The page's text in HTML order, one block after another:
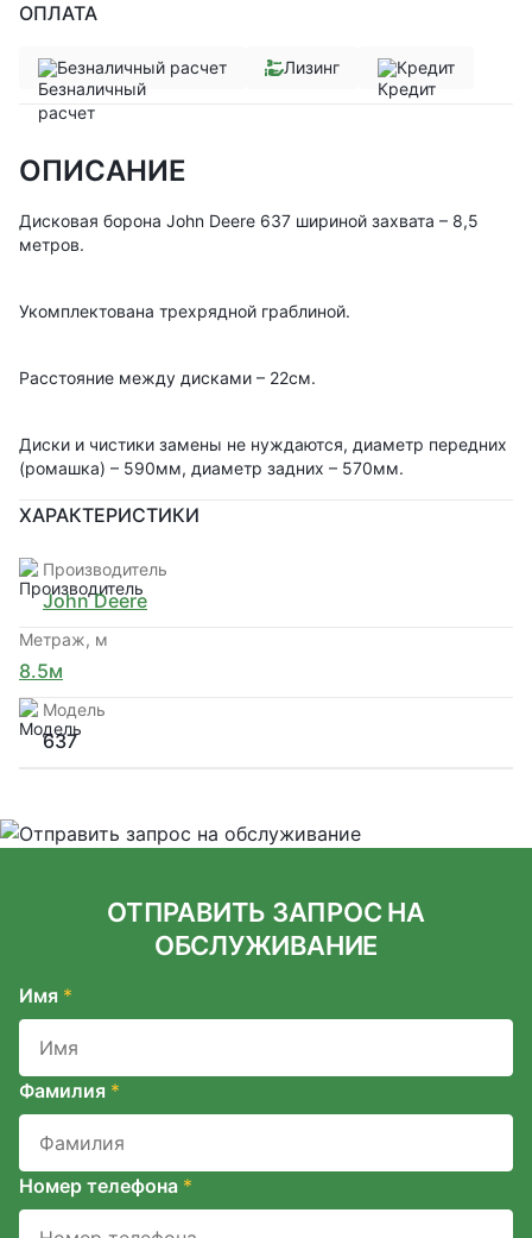
ОПЛАТА
Безналичный расчет Лизинг Кредит
ОПИСАНИЕ
Дисковая борона John Deere 637 шириной захвата – 8,5
метров.
Укомплектована трехрядной граблиной.
Расстояние между дисками – 22см.
Диски и чистики замены не нуждаются, диаметр передних
(ромашка) – 590мм, диаметр задних – 570мм.
ХАРАКТЕРИСТИКИ
Производитель
John Deere
Метраж, м
8.5м
Модель
637
ОТПРАВИТЬ ЗАПРОС НА
ОБСЛУЖИВАНИЕ
Имя *
Фамилия *
Номер телефона *